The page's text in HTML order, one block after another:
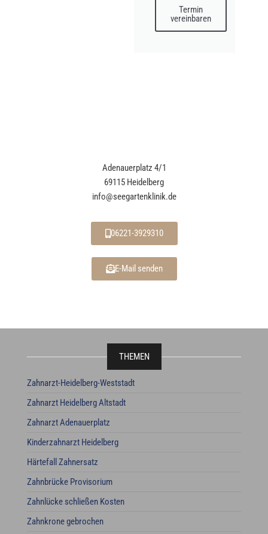
Termin
vereinbaren
Adenauerplatz 4/1
69115 Heidelberg
info@seegartenklinik.de
06221-3929310
E-Mail senden
THEMEN
Zahnarzt-Heidelberg-Weststadt
Zahnarzt Heidelberg Altstadt
Zahnarzt Adenauerplatz
Kinderzahnarzt Heidelberg
Härtefall Zahnersatz
Zahnbrücke Provisorium
Zahnlücke schließen Kosten
Zahnkrone gebrochen